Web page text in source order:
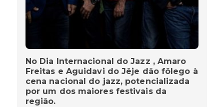
No Dia Internacional do Jazz , Amaro
Freitas e Aguidavi do Jêje dão fôlego à
cena nacional do jazz, potencializada
por um dos maiores festivais da
região.